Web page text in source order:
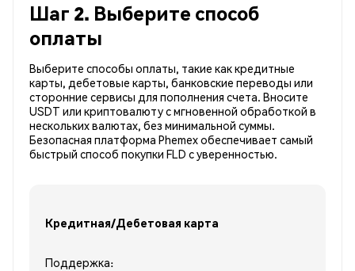
Шаг 2. Выберите способ
оплаты
Выберите способы оплаты, такие как кредитные
карты, дебетовые карты, банковские переводы или
сторонние сервисы для пополнения счета. Вносите
USDT или криптовалюту с мгновенной обработкой в
нескольких валютах, без минимальной суммы.
Безопасная платформа Phemex обеспечивает самый
быстрый способ покупки FLD с уверенностью.
Кредитная/Дебетовая карта
Поддержка: